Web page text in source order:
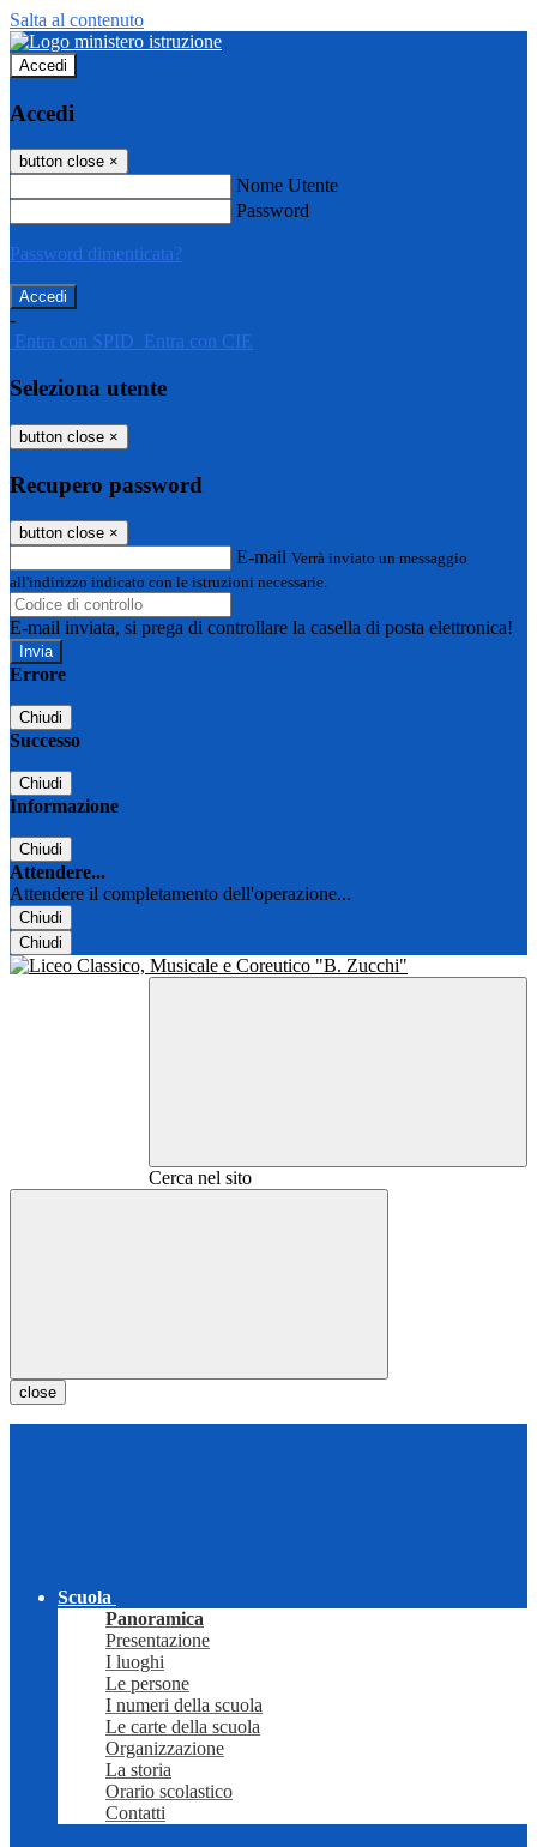
Salta al contenuto
Accedi
Accedi
button close ×
Nome Utente
Password
Password dimenticata?
-
Entra con SPID Entra con CIE
Seleziona utente
button close ×
Recupero password
button close ×
E-mail Verrà inviato un messaggio
all'indirizzo indicato con le istruzioni necessarie.
E-mail inviata, si prega di controllare la casella di posta elettronica!
Errore
Chiudi
Successo
Chiudi
Informazione
Chiudi
Attendere...
Attendere il completamento dell'operazione...
Chiudi
Chiudi
Cerca nel sito
close
Scuola
Panoramica
Presentazione
I luoghi
Le persone
I numeri della scuola
Le carte della scuola
Organizzazione
La storia
Orario scolastico
Contatti